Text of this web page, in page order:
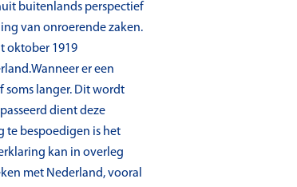
buitenlands perspectief
van onroerende zaken.
oktober 1919
er een
langer. Dit wordt
dient deze
te bespoedigen is het
kan in overleg
met Nederland, vooral